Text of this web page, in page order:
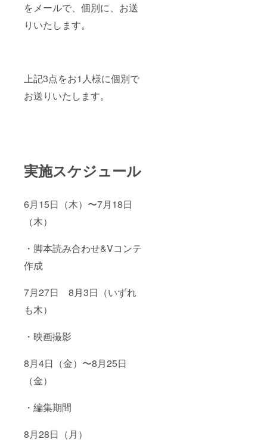
をメールで、個別に、お送
りいたします。
上記3点をお1人様に個別で
お送りいたします。
実施スケジュール
6月15日（木）〜7月18日
（木）
・脚本読み合わせ&Vコンテ
作成
7月27日 8月3日（いずれ
も木）
・映画撮影
8月4日（金）〜8月25日
（金）
・編集期間
8月28日（月）